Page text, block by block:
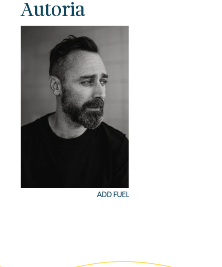
Autoria
ADD FUEL